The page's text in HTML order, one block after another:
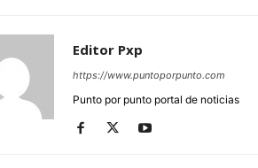
Editor Pxp
https://www.puntoporpunto.com
Punto por punto portal de noticias